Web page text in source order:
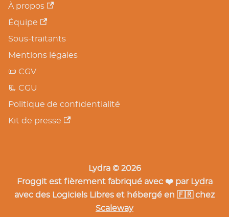
À propos
Équipe
Sous-traitants
Mentions légales
📜 CGV
📃 CGU
Politique de confidentialité
Kit de presse
Lydra © 2026
Froggit est fièrement fabriqué avec ❤️ par Lydra
avec des Logiciels Libres et hébergé en 🇫🇷 chez
Scaleway